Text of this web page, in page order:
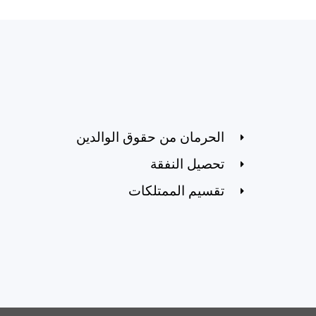
الحرمان من حقوق الوالدين
تحصيل النفقة
تقسيم الممتلكات